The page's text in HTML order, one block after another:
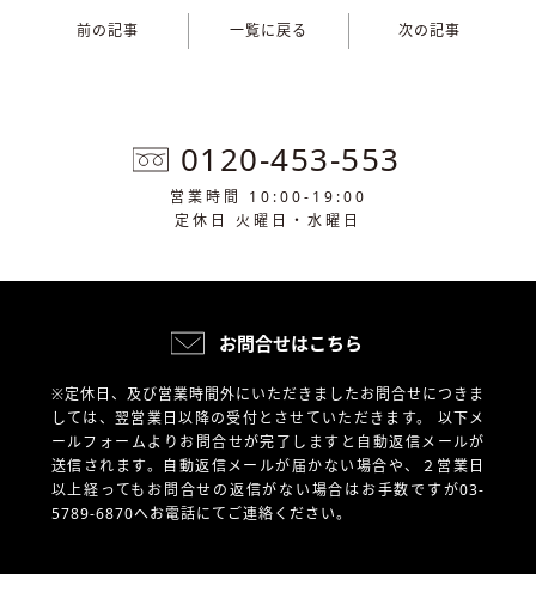
前の記事 一覧に戻る 次の記事
0120-453-553
営業時間 10:00-19:00
定休日 火曜日・水曜日
お問合せはこちら
※定休日、及び営業時間外にいただきましたお問合せにつきま
しては、翌営業日以降の受付とさせていただきます。 以下メ
ールフォームよりお問合せが完了しますと自動返信メールが
送信されます。自動返信メールが届かない場合や、
２営業日
以上経ってもお問合せの返信がない場合はお手数ですが03-
5789-6870へお電話にてご連絡ください。